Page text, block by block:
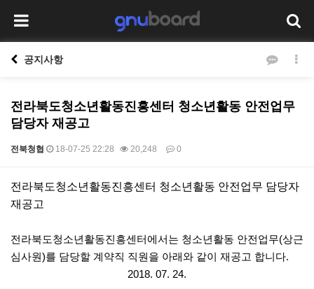
공지사항
전라북도청소년활동진흥센터 청소년활동 안전업무
담당자 재공고
전북청협 18-07-25 22:28 20,248 0
본문
전라북도청소년활동진흥센터 청소년활동 안전업무 담당자
재공고
전라북도청소년활동진흥센터에서는 청소년활동 안전업무(상근
심사원)를 담당할 계약직 직원을 아래와 같이 재공고 합니다.
2018. 07. 24.